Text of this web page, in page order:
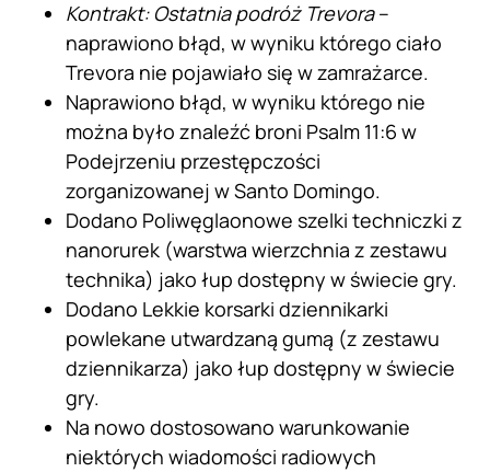
Kontrakt: Ostatnia podróż Trevora–
naprawiono błąd, w wyniku którego ciało
Trevora nie pojawiało się w zamrażarce.
Naprawiono błąd, w wyniku którego nie
można było znaleźć broni Psalm 11:6 w
Podejrzeniu przestępczości
zorganizowanej w Santo Domingo.
Dodano Poliwęglaonowe szelki techniczki z
nanorurek (warstwa wierzchnia z zestawu
technika) jako łup dostępny w świecie gry.
Dodano Lekkie korsarki dziennikarki
powlekane utwardzaną gumą (z zestawu
dziennikarza) jako łup dostępny w świecie
gry.
Na nowo dostosowano warunkowanie
niektórych wiadomości radiowych